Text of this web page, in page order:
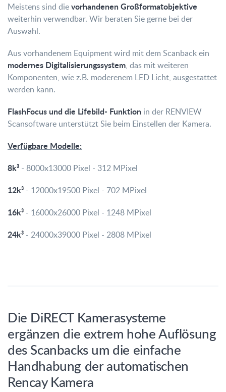
Meistens sind dievorhandenen Großformatobjektive
weiterhin verwendbar. Wir beraten Sie gerne bei der
Auswahl.
Aus vorhandenem Equipment wird mit dem Scanback ein
modernes Digitalisierungssystem, das mit weiteren
Komponenten, wie z.B. moderenem LED Licht, ausgestattet
werden kann.
FlashFocus und die Lifebild- Funktion in der RENVIEW
Scansoftware unterstützt Sie beim Einstellen der Kamera.
Verfügbare Modelle:
8k³ - 8000x13000 Pixel - 312 MPixel
12k³ - 12000x19500 Pixel - 702 MPixel
16k³ - 16000x26000 Pixel - 1248 MPixel
24k³ - 24000x39000 Pixel - 2808 MPixel
Die DiRECT Kamerasysteme
ergänzen die extrem hohe Auflösung
des Scanbacks um die einfache
Handhabung der automatischen
Rencay Kamera